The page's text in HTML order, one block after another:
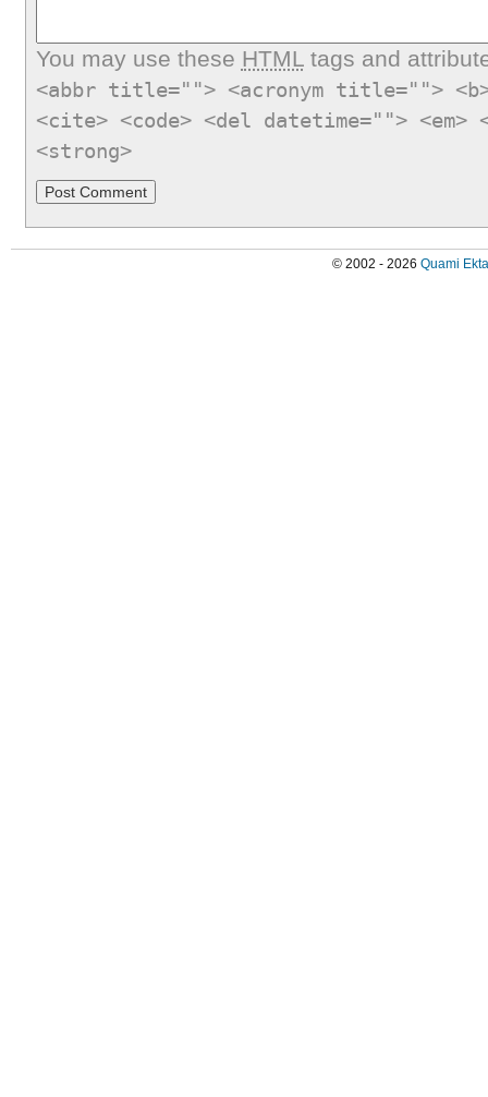
You may use these HTMLtags and
<abbr title=""> <acronym title="">
<cite> <code> <del datetime="">
<strong>
© 2002 - 2026 Quami